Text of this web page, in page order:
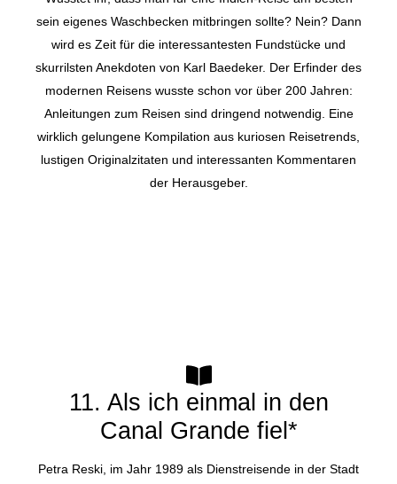
sein eigenes Waschbecken mitbringen sollte? Nein? Dann
wird es Zeit für die interessantesten Fundstücke und
skurrilsten Anekdoten von Karl Baedeker. Der Erfinder des
modernen Reisens wusste schon vor über 200 Jahren:
Anleitungen zum Reisen sind dringend notwendig. Eine
wirklich gelungene Kompilation aus kuriosen Reisetrends,
lustigen Originalzitaten und interessanten Kommentaren
der Herausgeber.
11. Als ich einmal in den
Canal Grande fiel*
Petra Reski, im Jahr 1989 als Dienstreisende in der Stadt